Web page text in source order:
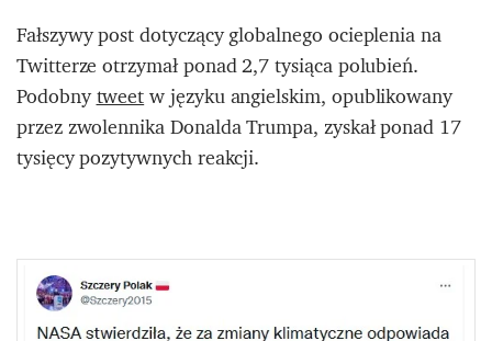
Fałszywy post dotyczący globalnego ocieplenia na
Twitterze otrzymał ponad 2,7 tysiąca polubień.
Podobnytweetw języku angielskim, opublikowany
przez zwolennika Donalda Trumpa, zyskał ponad 17
tysięcy pozytywnych reakcji.